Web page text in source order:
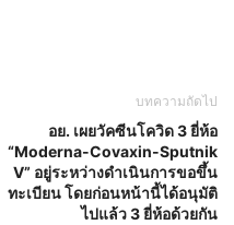
บทความถัดไป
อย. เผยวัคซีนโควิด 3 ยี่ห้อ
“Moderna-Covaxin-Sputnik
V” อยู่ระหว่างดำเนินการขอขึ้น
ทะเบียน โดยก่อนหน้านี้ได้อนุมัติ
ไปแล้ว 3 ยี่ห้อด้วยกัน